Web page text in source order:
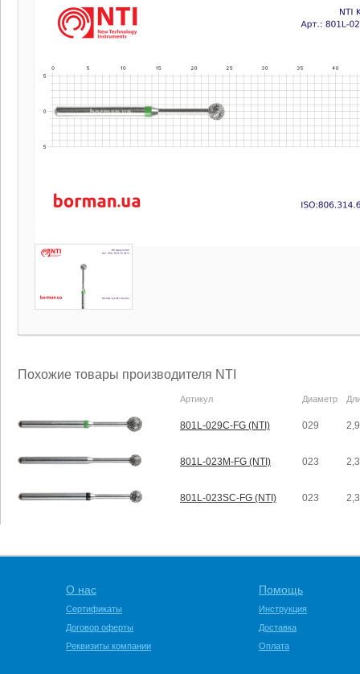
Похожие товары производителя NTI
Артикул Диаметр
801L-029C-FG (NTI) 029
801L-023M-FG (NTI) 023
801L-023SC-FG (NTI) 023
О нас
Сертификаты
Договор оферты
Реквизиты компании
Помощь
Инструкция
Доставка
Оплата